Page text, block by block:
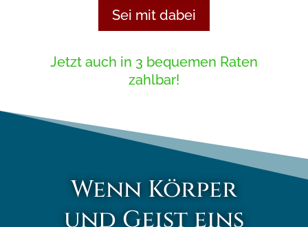
Sei mit dabei
Jetzt auch in 3 bequemen Raten
zahlbar!
Wenn Körper
und Geist eins